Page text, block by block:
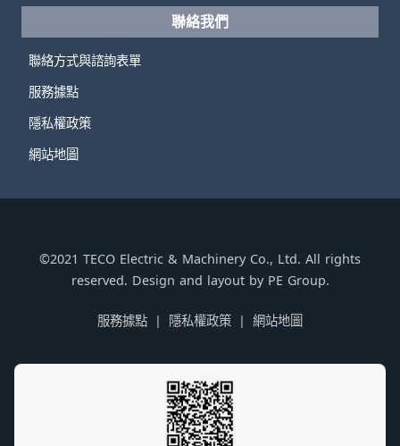
聯絡我們
聯絡方式與諮詢表單
服務據點
隱私權政策
網站地圖
©2021 TECO Electric & Machinery Co., Ltd. All rights
reserved. Design and layout by PE Group.
服務據點 隱私權政策 網站地圖